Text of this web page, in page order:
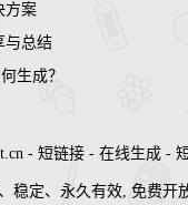
方案
与总结
生成？
t.cn - 短链接 - 在线生成 -
稳定、永久有效, 免费开